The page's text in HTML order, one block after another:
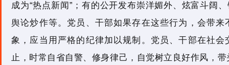
成为“热点新闻”；有的公开发布崇洋媚外、炫富斗阔
舆论炒作等。党员、干部如果存在这些行为，会带
象，应当用严格的纪律加以规制。党员、干部在社
止，时常自省自警、修身律己，自觉树立良好作风，